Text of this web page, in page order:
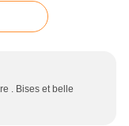
. Bises et belle